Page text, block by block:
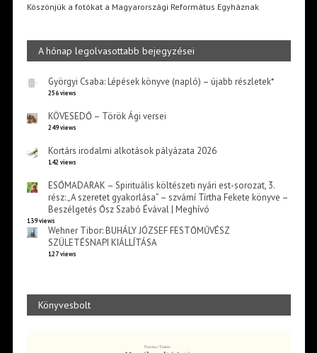
Köszönjük a fotókat a Magyarországi Református Egyháznak
A hónap legolvasottabb bejegyzései
Györgyi Csaba: Lépések könyve (napló) – újabb részletek*
256 views
KÖVESEDŐ – Török Ági versei
249 views
Kortárs irodalmi alkotások pályázata 2026
142 views
ESŐMADARAK – Spirituális költészeti nyári est-sorozat, 3.
rész: „A szeretet gyakorlása” – szvámí Tírtha Fekete könyve –
Beszélgetés Ősz Szabó Évával | Meghívó
139 views
Wehner Tibor: BUHÁLY JÓZSEF FESTŐMŰVÉSZ
SZÜLETÉSNAPI KIÁLLÍTÁSA
127 views
Könyvesbolt